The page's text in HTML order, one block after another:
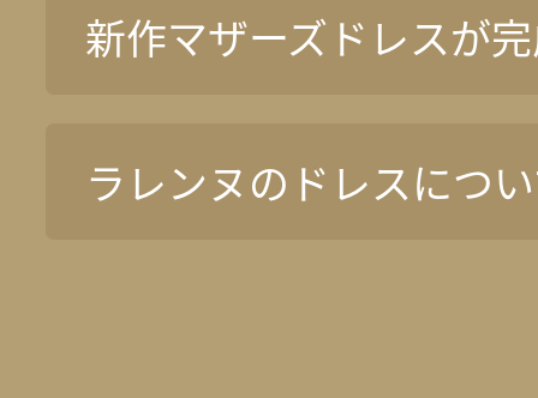
新作マザーズドレスが
ラレンヌのドレスにつ